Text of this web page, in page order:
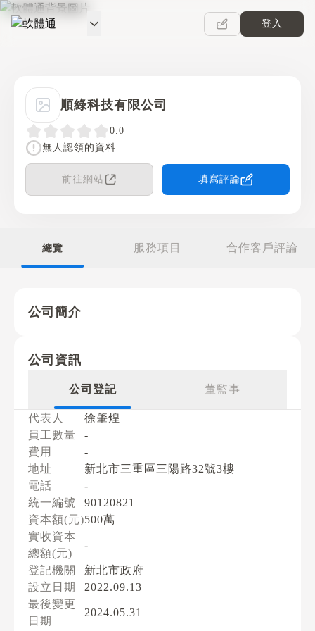
軟體通
登入
順綠科技有限公司
0.0
無人認領的資料
前往網站 填寫評論
總覽 服務項目 合作客戶評論
公司簡介
公司資訊
公司登記 董監事
代表人
徐肇煌
員工數量
-
費用
-
地址
新北市三重區三陽路32號3樓
電話
-
統一編號
90120821
資本額(元)500萬
實收資本
總額(元)
-
登記機關
新北市政府
設立日期
2022.09.13
最後變更
日期
2024.05.31